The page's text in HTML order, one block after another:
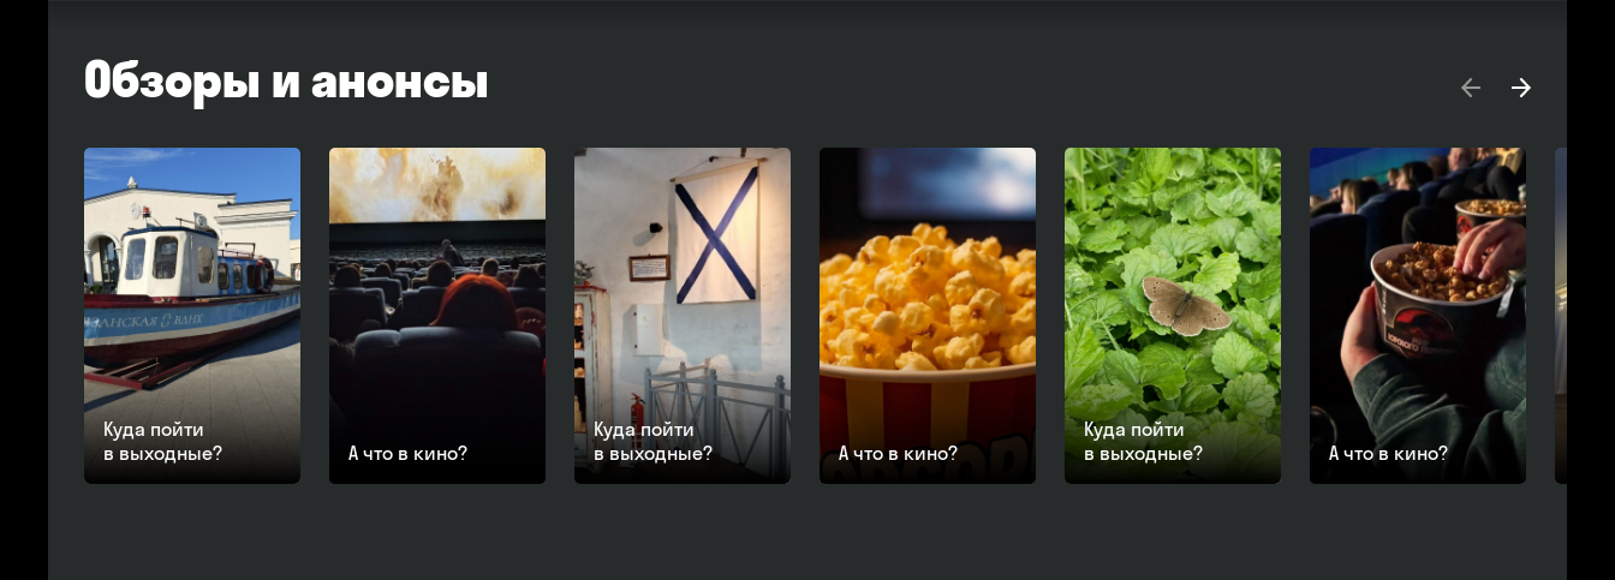
Обзоры и анонсы
Куда пойти
в выходные?
А что в кино?
Куда пойти
в выходные?
А что в кино?
Куда пойти
в выходные?
А что в кино?